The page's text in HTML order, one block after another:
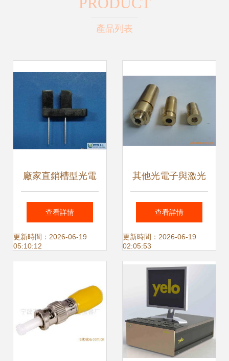
產品列表
廠家直銷槽型光電
SGM8104 高精度
光電器件優選方案
查看詳情
更新時間：2026-06-19
05:10:12
其他光電子與激光
器件產品全解析 光
電器件的前沿突破
與應用
查看詳情
更新時間：2026-06-19
02:05:53